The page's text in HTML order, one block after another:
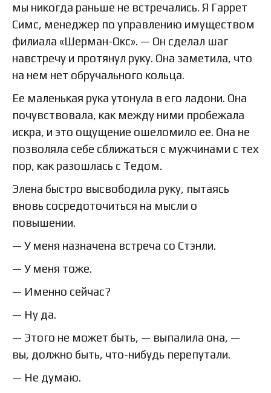
мы никогда раньше не встречались. Я Гаррет
Симс, менеджер по управлению имуществом
филиала «Шерман-Окс». — Он сделал шаг
навстречу и протянул руку. Она заметила, что
на нем нет обручального кольца.
Ее маленькая рука утонула в его ладони. Она
почувствовала, как между ними пробежала
искра, и это ощущение ошеломило ее. Она не
позволяла себе сближаться с мужчинами с тех
пор, как разошлась с Тедом.
Элена быстро высвободила руку, пытаясь
вновь сосредоточиться на мысли о
повышении.
— У меня назначена встреча со Стэнли.
— У меня тоже.
— Именно сейчас?
— Ну да.
— Этого не может быть, — выпалила она, —
вы, должно быть, что-нибудь перепутали.
— Не думаю.